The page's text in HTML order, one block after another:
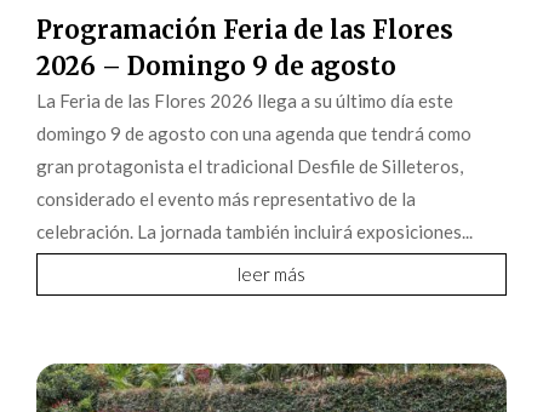
Programación Feria de las Flores
2026 – Domingo 9 de agosto
La Feria de las Flores 2026 llega a su último día este
domingo 9 de agosto con una agenda que tendrá como
gran protagonista el tradicional Desfile de Silleteros,
considerado el evento más representativo de la
celebración. La jornada también incluirá exposiciones...
leer más